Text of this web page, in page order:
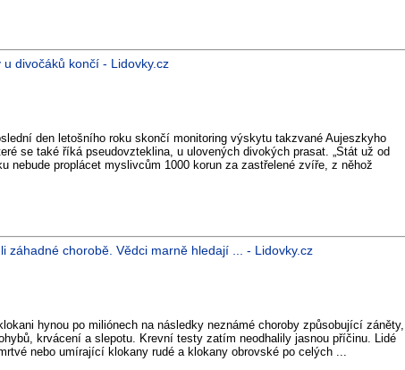
divočáků končí - Lidovky.cz
den letošního roku skončí monitoring výskytu takzvané Aujeszkyho
se také říká pseudovzteklina, u ulovených divokých prasat. „Stát už od
nebude proplácet myslivcům 1000 korun za zastřelené zvíře, z něhož
záhadné chorobě. Vědci marně hledají ... - Lidovky.cz
hynou po miliónech na následky neznámé choroby způsobující záněty,
krvácení a slepotu. Krevní testy zatím neodhalily jasnou příčinu. Lidé
nebo umírající klokany rudé a klokany obrovské po celých ...